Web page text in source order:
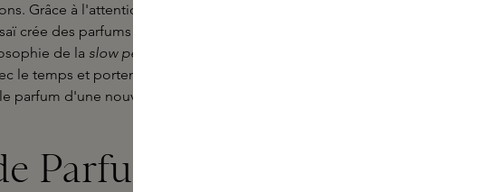
Grâce à l'attention portée aux détails et à une
crée des parfums qui excitent les sens et
de la slow perfumery
le temps et portent une signature unique.
parfum d'une nouvelle manière et à faire une
Parfum par